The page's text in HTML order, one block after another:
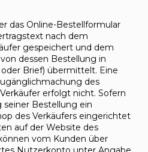
das Online-Bestellformular
nach dem
gespeichert und dem
dessen Bestellung in
oder Brief) übermittelt. Eine
des
erfolgt nicht. Sofern
seiner Bestellung ein
des Verkäufers eingerichtet
auf der Website des
vom Kunden über